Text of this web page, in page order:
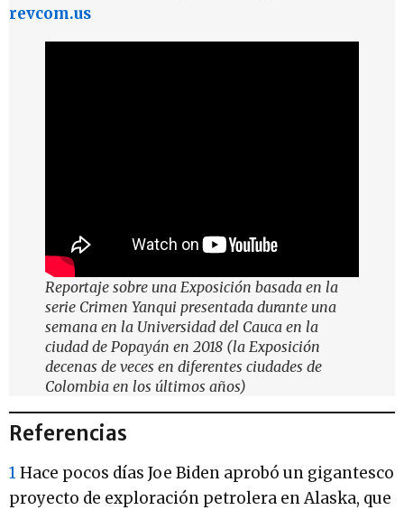
revcom.us
Reportaje sobre una Exposición basada en la
serie Crimen Yanqui presentada durante una
semana en la Universidad del Cauca en la
ciudad de Popayán en 2018 (la Exposición
decenas de veces en diferentes ciudades de
Colombia en los últimos años)
Referencias
1 Hace pocos días Joe Biden aprobó un gigantesco
proyecto de exploración petrolera en Alaska, que